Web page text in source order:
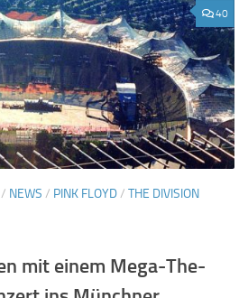
40
/ NEWS / PINK FLOYD/ THE DIVISION
mit einem Mega-The-